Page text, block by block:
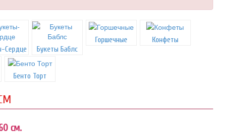
Сердце Букеты Баблс
Горшечные Конфеты
Бенто Торт
см.